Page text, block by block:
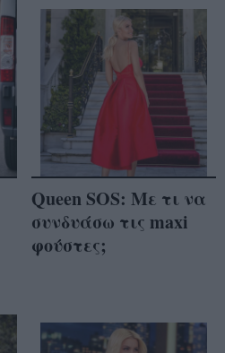
Queen SOS: Με τι να
συνδυάσω τις maxi
φούστες;